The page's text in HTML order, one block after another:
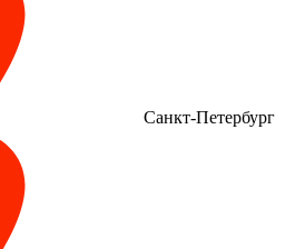
Санкт-Петербург